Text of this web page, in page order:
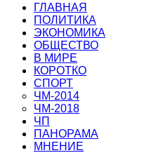
ГЛАВНАЯ
ПОЛИТИКА
ЭКОНОМИКА
ОБЩЕСТВО
В МИРЕ
КОРОТКО
СПОРТ
ЧМ-2014
ЧМ-2018
ЧП
ПАНОРАМА
МНЕНИЕ